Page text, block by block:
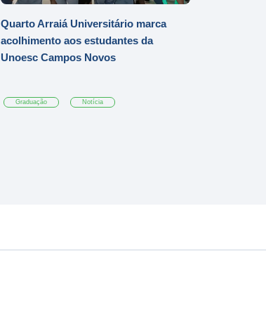
Quarto Arraiá Universitário marca
acolhimento aos estudantes da
Unoesc Campos Novos
Graduação Notícia